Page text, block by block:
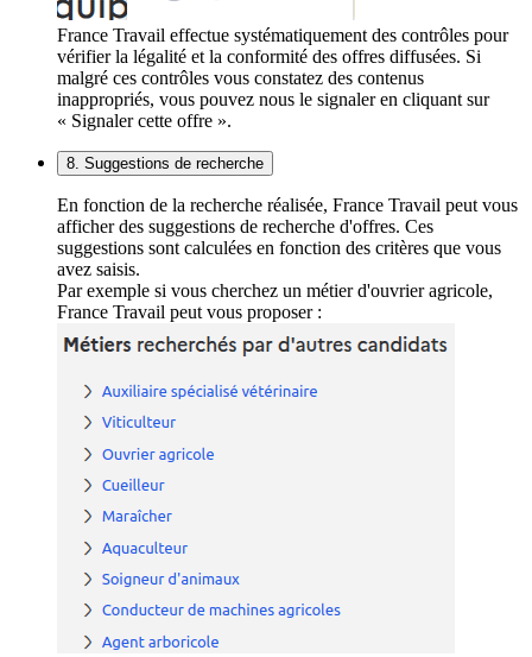
France Travail effectue systématiquement des contrôles pour
vérifier la légalité et la conformité des offres diffusées. Si
malgré ces contrôles vous constatez des contenus
inappropriés, vous pouvez nous le signaler en cliquant sur
« Signaler cette offre ».
8. Suggestions de recherche
En fonction de la recherche réalisée, France Travail peut vous
afficher des suggestions de recherche d'offres. Ces
suggestions sont calculées en fonction des critères que vous
avez saisis.
Par exemple si vous cherchez un métier d'ouvrier agricole,
France Travail peut vous proposer :